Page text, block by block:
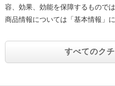
容、効果、効能を保障するものでは
商品情報については「基本情報」
すべてのク